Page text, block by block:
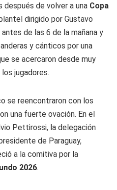
después de volver a una Copa
dirigido por Gustavo
de las 6 de la mañana y
y cánticos por una
se acercaron desde muy
jugadores.
se reencontraron con los
una fuerte ovación. En el
Pettirossi, la delegación
de Paraguay,
a la comitiva por la
2026.